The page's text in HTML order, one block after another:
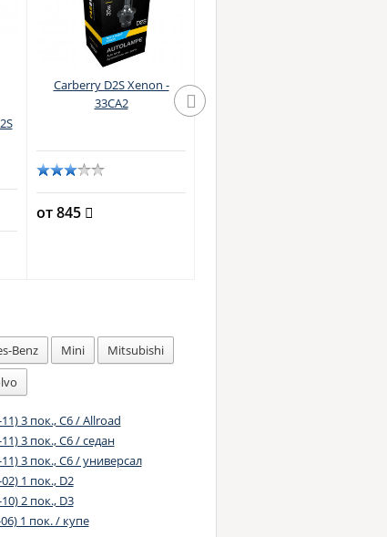
Carberry D2S Xenon -
33CA2
от 845
Benz Mini
Mitsubishi
3 пок., C6 / Allroad
3 пок., C6 / седан
3 пок., C6 / универсал
1 пок., D2
2 пок., D3
1 пок. / купе